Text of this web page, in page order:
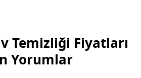
Temizliği Fiyatları
Yorumlar